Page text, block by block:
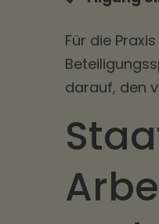
Für die
darauf, den